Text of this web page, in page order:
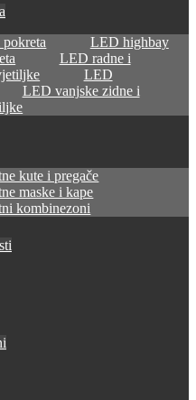
LED highbay
LED radne i
LED
LED vanjske zidne i
kute i pregače
maske i kape
kombinezoni